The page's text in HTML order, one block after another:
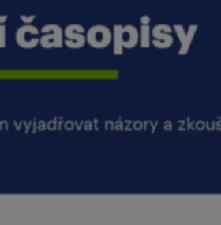
časopisy
vyjadřovat názory a